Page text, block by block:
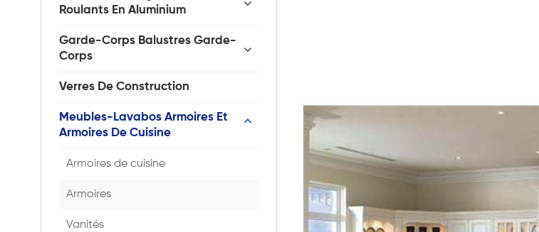
Roulants En Aluminium
Garde-Corps Balustres Garde-
Corps
Verres De Construction
Meubles-Lavabos Armoires Et
Armoires De Cuisine
Armoires de cuisine
Armoires
Vanités